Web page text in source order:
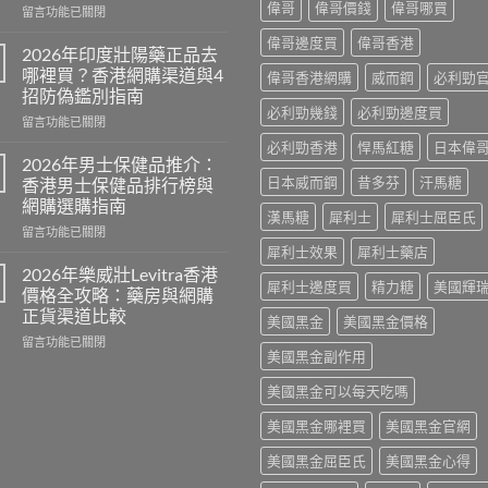
在
利
吉
藍
P
評
2026：
雙
效
偉
哥
實
用
家
心
得
留言功能已關閉
2026年印度壯陽藥正品去
哪裡買？香港網購渠道與4
招防偽鑑別指南
在
年
印
度
壯
陽
正
品
去
哪
裡
留言功能已關閉
2026年男士保健品推介：
香港男士保健品排行榜與
網購選購指南
在
年
男
士
保
健
留言功能已關閉
2026年樂威壯Levitra香港
價格全攻略：藥房與網購
正貨渠道比較
在
留言功能已關閉
偉哥
偉哥價錢
偉哥哪買
偉哥邊度買
偉哥香港
偉哥香港網購
威而鋼
必利勁
必利勁幾錢
必利勁邊度買
必利勁香港
悍馬紅糖
日本偉哥
日本威而鋼
昔多芬
汗馬糖
漢馬糖
犀利士
犀利士屈臣氏
犀利士效果
犀利士藥店
犀利士邊度買
精力糖
美國輝瑞
美國黑金
美國黑金價格
美國黑金副作用
美國黑金可以每天吃嗎
美國黑金哪裡買
美國黑金官網
美國黑金屈臣氏
美國黑金心得